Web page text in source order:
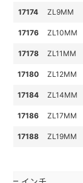
17174 ZL9MM
17176 ZL10MM
17178 ZL11MM
17180 ZL12MM
17184 ZL14MM
17186 ZL17MM
17188 ZL19MM